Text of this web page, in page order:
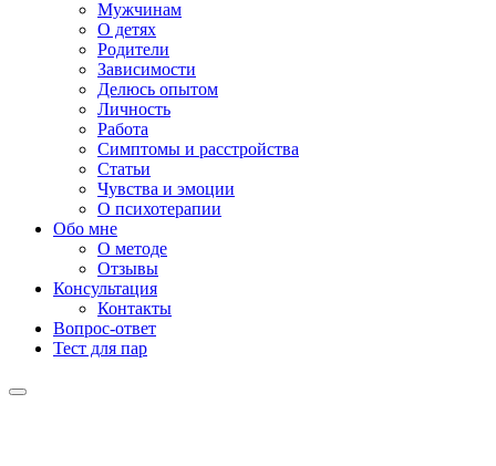
Мужчинам
О детях
Родители
Зависимости
Делюсь опытом
Личность
Работа
Симптомы и расстройства
Статьи
Чувства и эмоции
О психотерапии
Обо мне
О методе
Отзывы
Консультация
Контакты
Вопрос-ответ
Тест для пар